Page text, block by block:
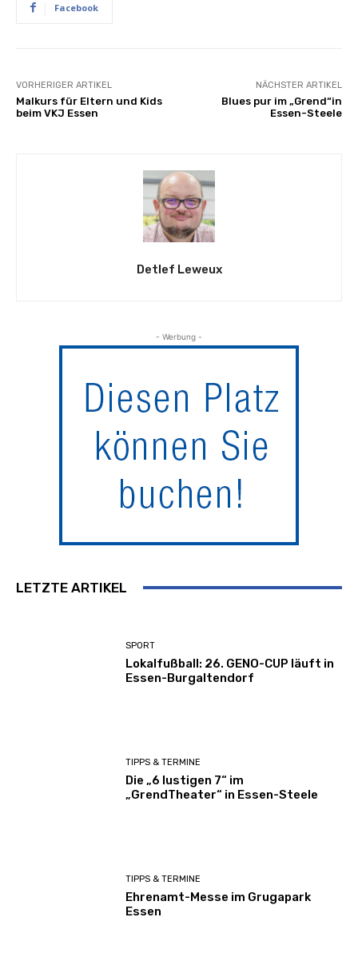
Facebook
VORHERIGER ARTIKEL
Malkurs für Eltern und Kids
beim VKJ Essen
NÄCHSTER ARTIKEL
Blues pur im „Grend“in
Essen-Steele
Detlef Leweux
- Werbung -
LETZTE ARTIKEL
SPORT
Lokalfußball: 26. GENO-CUP läuft in
Essen-Burgaltendorf
TIPPS & TERMINE
Die „6 lustigen 7“ im
„GrendTheater“ in Essen-Steele
TIPPS & TERMINE
Ehrenamt-Messe im Grugapark
Essen